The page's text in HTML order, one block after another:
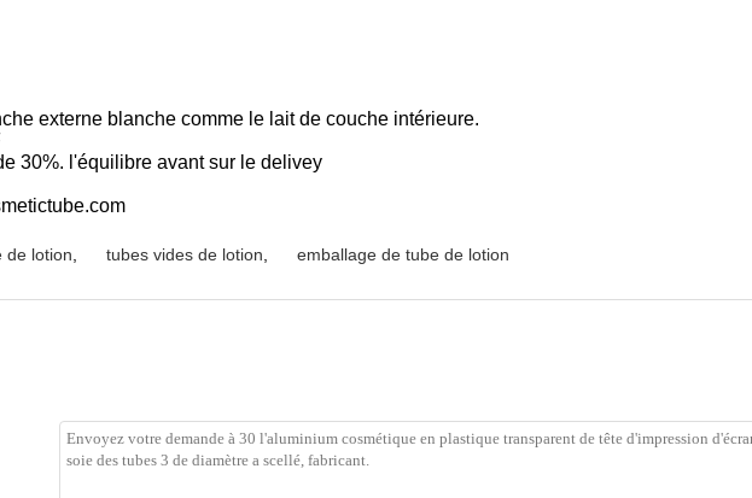
externe blanche comme le lait de couche intérieure.
30%. l'équilibre avant sur le delivey
de lotion tubes vides de lotion emballage de tube de lotion